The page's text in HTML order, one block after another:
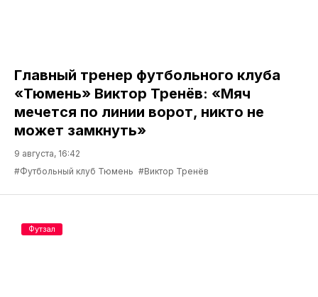
Главный тренер футбольного клуба
«Тюмень» Виктор Тренёв: «Мяч
мечется по линии ворот, никто не
может замкнуть»
9 августа, 16:42
#Футбольный клуб Тюмень #Виктор Тренёв
Футзал